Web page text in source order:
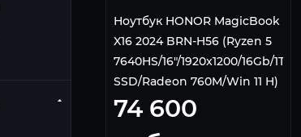
Ноутбук HONOR MagicBook
X16 2024 BRN-H56 (Ryzen 5
7640HS/16"/1920x1200/16Gb/1Tb
SSD/Radeon 760M/Win 11 H)
Silver
74 600